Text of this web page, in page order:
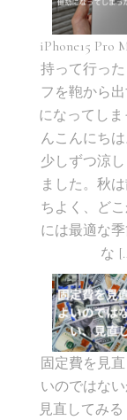
iPhone15 Pro
持って行っ
フを鞄から
になってしま
んこんにち
少しずつ涼
ました。秋
ちよく、ど
には最適な
な
固定費を見
いのではない
見直してみ